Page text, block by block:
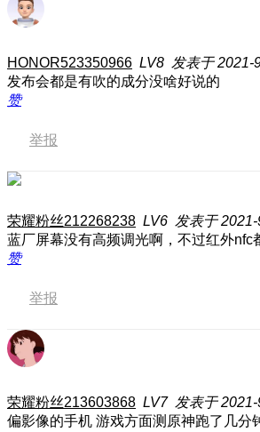
HONOR523350966 LV8 发表于 2021-
发布会都是有吹的成分没啥好说的
赞
举报
荣耀粉丝212268238 LV6 发表于
蓝厂屏幕没有高频调光啊，不过红外nfc
赞
举报
荣耀粉丝213603868 LV7 发表于
偏影像的手机 游戏方面测原神跑了几分